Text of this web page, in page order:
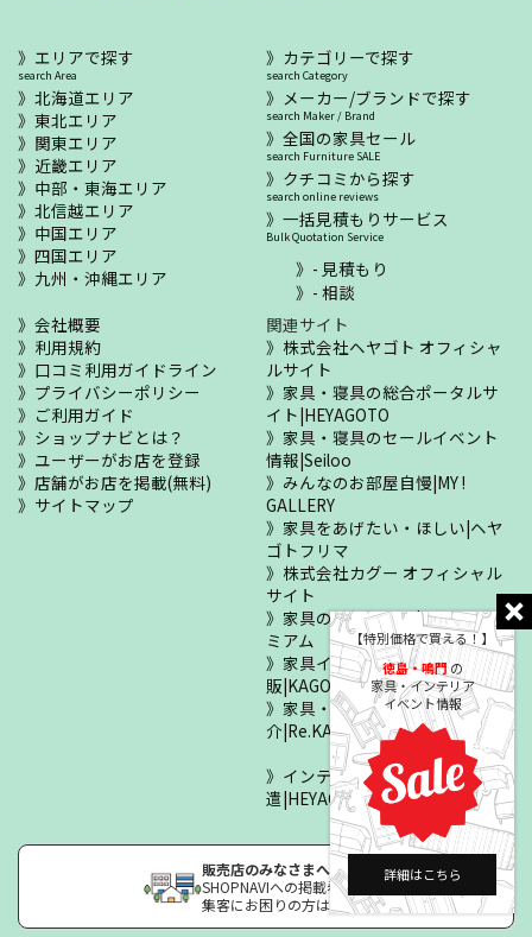
【特別価格で買える！】
徳島・鳴門 の
家具・インテリア
イベント情報
詳細はこちら
エリアで探す
search Area
北海道エリア
東北エリア
関東エリア
近畿エリア
中部・東海エリア
北信越エリア
中国エリア
四国エリア
九州・沖縄エリア
カテゴリーで探す
search Category
メーカー/ブランドで探す
search Maker / Brand
全国の家具セール
search Furniture SALE
クチコミから探す
search online reviews
一括見積もりサービス
Bulk Quotation Service
- 見積もり
- 相談
会社概要
利用規約
口コミ利用ガイドライン
プライバシーポリシー
ご利用ガイド
ショップナビとは？
ユーザーがお店を登録
店舗がお店を掲載(無料)
サイトマップ
関連サイト
株式会社ヘヤゴト オフィシャ
ルサイト
家具・寝具の総合ポータルサ
イト|HEYAGOTO
家具・寝具のセールイベント
情報|Seiloo
みんなのお部屋自慢|MY !
GALLERY
家具をあげたい・ほしい|ヘヤ
ゴトフリマ
株式会社カグー オフィシャル
サイト
家具の正規販売店|KAGOOプレ
ミアム
家具インテリア・寝具の通
販|KAGOO公式通販
家具・住まいの修理紹
介|Re.KAGOO
インテリア・住設人材派
遣|HEYAGOTO Human Satellite
販売店のみなさまへ
SHOPNAVIへの掲載希望
集客にお困りの方はこちら 》